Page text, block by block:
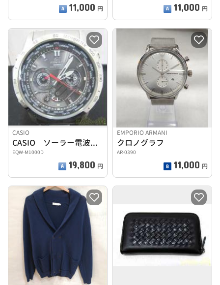
11,000 円 11,000 円
CASIO
CASIO ソーラー電波時計 箱付き
EQW-M1000D
19,800 円
EMPORIO ARMANI
クロノグラフ
AR-0390
11,000 円